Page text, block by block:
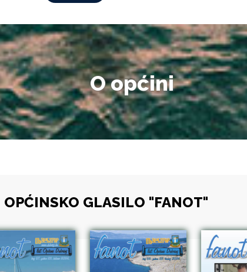
O općini
OPĆINSKO GLASILO "FANOT"